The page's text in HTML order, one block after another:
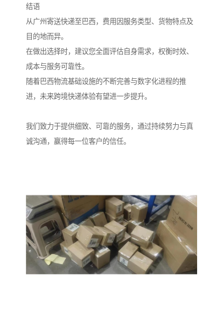
结语
从广州寄送快递至巴西，费用因服务类型、货物特点及
目的地而异。
在做出选择时，建议您全面评估自身需求，权衡时效、
成本与服务可靠性。
随着巴西物流基础设施的不断完善与数字化进程的推
进，未来跨境快递体验有望进一步提升。
我们致力于提供细致、可靠的服务，通过持续努力与真
诚沟通，赢得每一位客户的信任。